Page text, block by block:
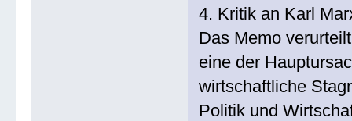
4. Kritik an Karl
Das Memo
eine der
wirtschaftliche
Politik und